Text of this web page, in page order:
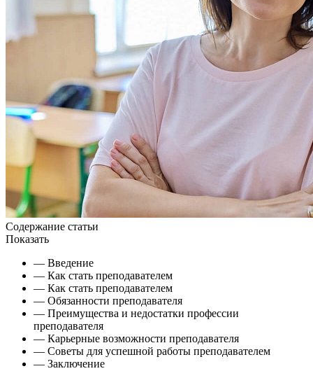
Содержание статьи
Показать
— Введение
— Как стать преподавателем
— Как стать преподавателем
— Обязанности преподавателя
— Преимущества и недостатки профессии
преподавателя
— Карьерные возможности преподавателя
— Советы для успешной работы преподавателем
— Заключение